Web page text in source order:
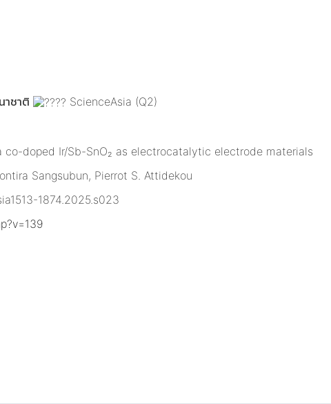
าชาติ
ScienceAsia (Q2)
doped Ir/Sb-SnO₂ as electrocatalytic electrode materials
Sangsubun, Pierrot S. Attidekou
1874.2025.s023